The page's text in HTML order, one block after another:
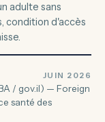
adulte sans
condition d'accès
JUIN 2026
/ gov.il) — Foreign
santé des